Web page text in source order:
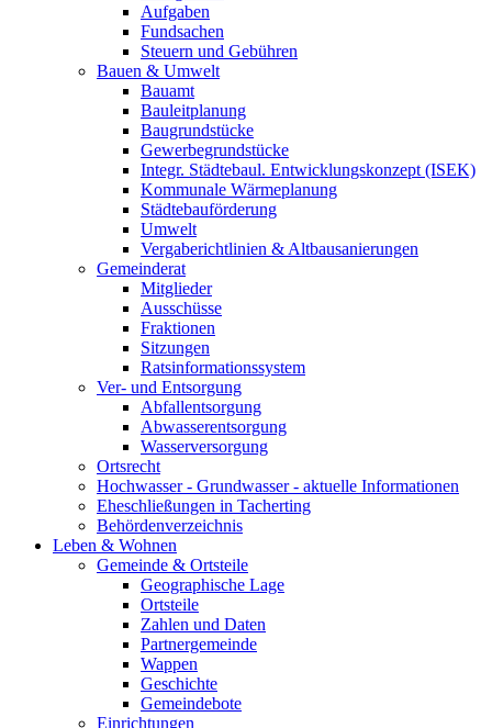
Aufgaben
Fundsachen
Steuern und Gebühren
Bauen & Umwelt
Bauamt
Bauleitplanung
Baugrundstücke
Gewerbegrundstücke
Integr. Städtebaul. Entwicklungskonzept (ISEK)
Kommunale Wärmeplanung
Städtebauförderung
Umwelt
Vergaberichtlinien & Altbausanierungen
Gemeinderat
Mitglieder
Ausschüsse
Fraktionen
Sitzungen
Ratsinformationssystem
Ver- und Entsorgung
Abfallentsorgung
Abwasserentsorgung
Wasserversorgung
Ortsrecht
Hochwasser - Grundwasser - aktuelle Informationen
Eheschließungen in Tacherting
Behördenverzeichnis
Leben & Wohnen
Gemeinde & Ortsteile
Geographische Lage
Ortsteile
Zahlen und Daten
Partnergemeinde
Wappen
Geschichte
Gemeindebote
Einrichtungen